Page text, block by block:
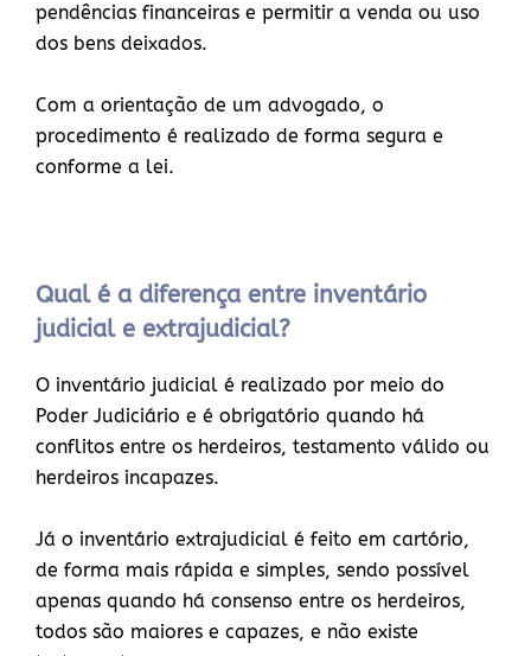
pendências financeiras e permitir a venda ou uso
dos bens deixados.
Com a orientação de um advogado, o
procedimento é realizado de forma segura e
conforme a lei.
Qual é a diferença entre inventário
judicial e extrajudicial?
O inventário judicial é realizado por meio do
Poder Judiciário e é obrigatório quando há
conflitos entre os herdeiros, testamento válido ou
herdeiros incapazes.
Já o inventário extrajudicial é feito em cartório,
de forma mais rápida e simples, sendo possível
apenas quando há consenso entre os herdeiros,
todos são maiores e capazes, e não existe